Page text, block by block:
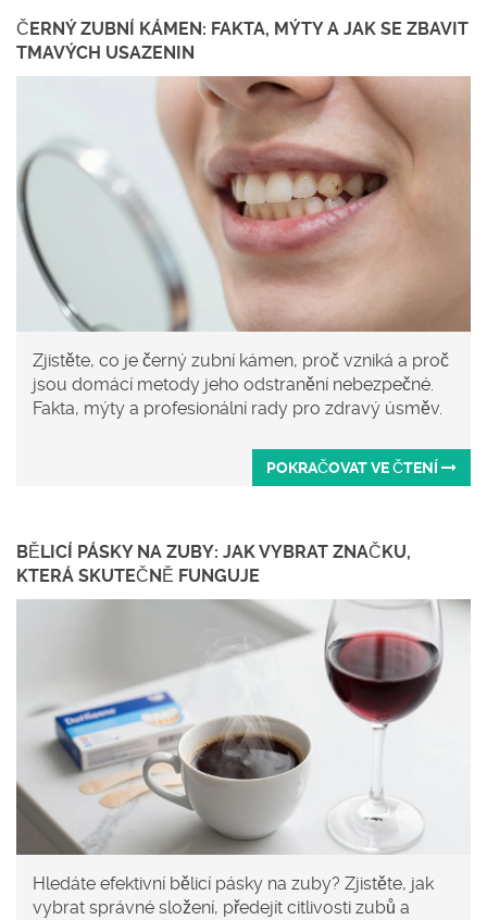
ČERNÝ ZUBNÍ KÁMEN: FAKTA, MÝTY A JAK SE ZBAVIT
TMAVÝCH USAZENIN
Zjistěte, co je černý zubní kámen, proč vzniká a proč
jsou domácí metody jeho odstranění nebezpečné.
Fakta, mýty a profesionální rady pro zdravý úsměv.
POKRAČOVAT VE ČTENÍ
BĚLICÍ PÁSKY NA ZUBY: JAK VYBRAT ZNAČKU,
KTERÁ SKUTEČNĚ FUNGUJE
Hledáte efektivní bělicí pásky na zuby? Zjistěte, jak
vybrat správné složení, předejít citlivosti zubů a